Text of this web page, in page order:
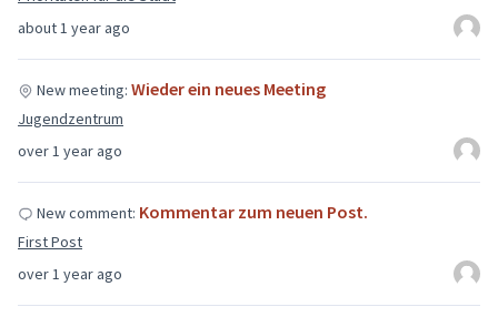
about 1 year ago
over 1 year ago
New meeting: Wieder ein neues Meeting
Jugendzentrum
over 1 year ago
New comment: Kommentar zum neuen Post.
First Post